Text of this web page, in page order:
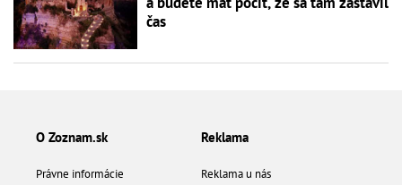
čas
O Zoznam.sk
Právne informácie
Reklama
Reklama u nás